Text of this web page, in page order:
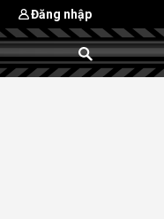
Đăng nhập